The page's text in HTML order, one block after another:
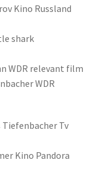
Kino Russland
shark
WDR relevant film
WDR
Tv
Kino Pandora